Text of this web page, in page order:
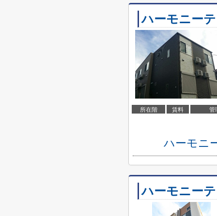
ハーモニー
所在階 賃料 管
ハーモニ
ハーモニー